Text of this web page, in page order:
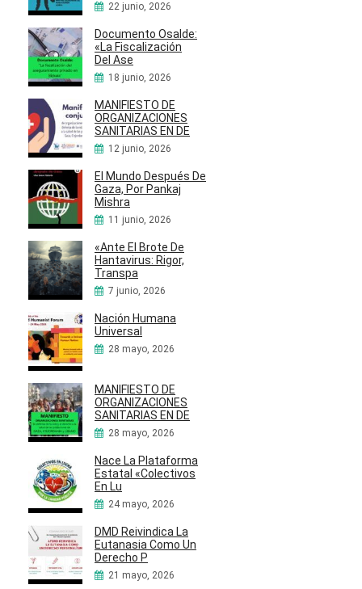
22 junio, 2026
Documento Osalde:
«La Fiscalización
Del Ase
18 junio, 2026
MANIFIESTO DE
ORGANIZACIONES
SANITARIAS EN DE
12 junio, 2026
El Mundo Después De
Gaza, Por Pankaj
Mishra
11 junio, 2026
«Ante El Brote De
Hantavirus: Rigor,
Transpa
7 junio, 2026
Nación Humana
Universal
28 mayo, 2026
MANIFIESTO DE
ORGANIZACIONES
SANITARIAS EN DE
28 mayo, 2026
Nace La Plataforma
Estatal «Colectivos
En Lu
24 mayo, 2026
DMD Reivindica La
Eutanasia Como Un
Derecho P
21 mayo, 2026